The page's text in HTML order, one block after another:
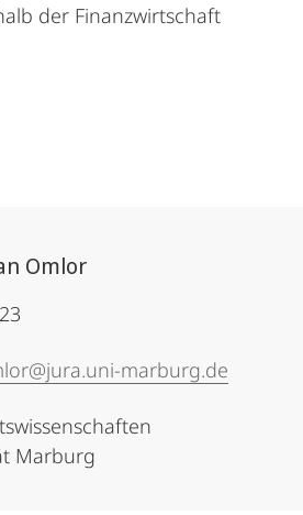
der Finanzwirtschaft
Omlor
marburg.de
Marburg